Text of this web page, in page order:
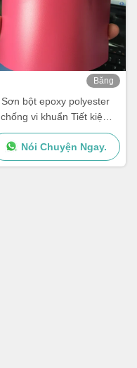
Băng
Sơn bột epoxy polyester
chống vi khuẩn Tiết kiệm
nguồn lực hiệu suất bên
ngoài cao
Nói Chuyện Ngay.